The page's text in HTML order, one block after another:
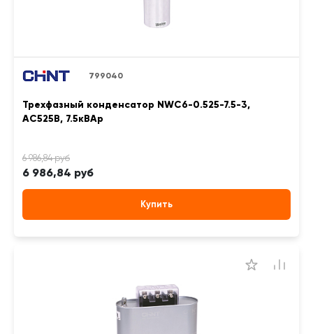
799040
Трехфазный конденсатор NWC6-0.525-7.5-3,
АС525В, 7.5кВАр
6 986,84 руб
Купить